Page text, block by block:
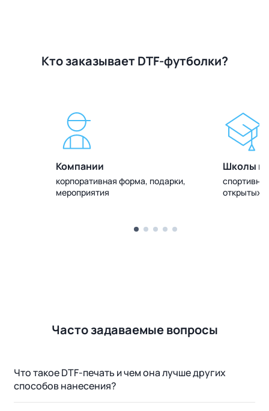
Кто заказывает DTF-футболки?
Компании
корпоративная форма, подарки,
мероприятия
Школы и
открытых
Часто задаваемые вопросы
Что такое DTF-печать и чем она лучше других
способов нанесения?